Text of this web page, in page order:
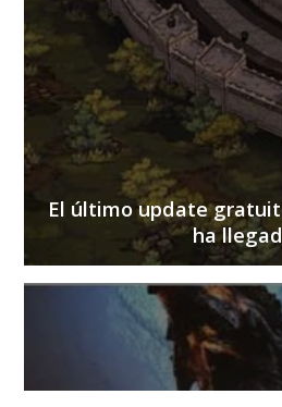
El último update
ha